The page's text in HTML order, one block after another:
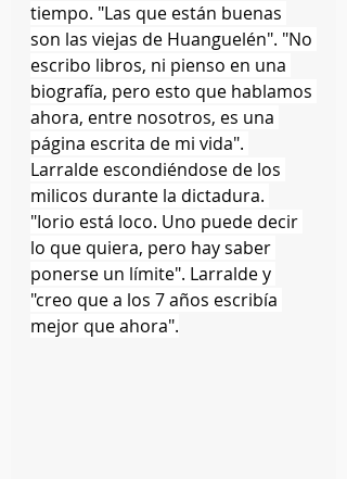
tiempo. "Las que están buenas
son las viejas de Huanguelén". "No
escribo libros, ni pienso en una
biografía, pero esto que hablamos
ahora, entre nosotros, es una
página escrita de mi vida".
Larralde escondiéndose de los
milicos durante la dictadura.
"Iorio está loco. Uno puede decir
lo que quiera, pero hay saber
ponerse un límite". Larralde y
"creo que a los 7 años escribía
mejor que ahora".